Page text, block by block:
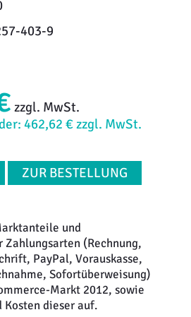
403-9
zzgl. MwSt.
462,62 € zzgl. MwSt.
ZUR BESTELLUNG
und
Zahlungsarten (Rechnung,
PayPal, Vorauskasse,
Sofortüberweisung)
Markt 2012, sowie
dieser auf.